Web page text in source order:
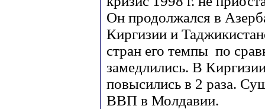
Он продолжался в
Киргизии и
стран его темпы по
замедлились. В
повысились в 2 раза.
ВВП в Молдавии.